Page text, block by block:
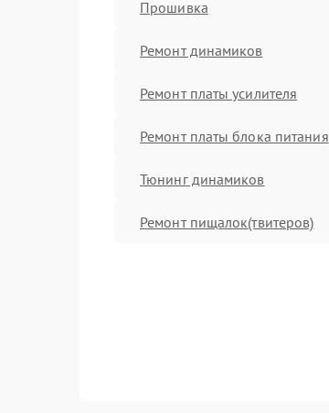
Прошивка
Ремонт динамиков
Ремонт платы усилителя
Ремонт платы блока питания
Тюнинг динамиков
Ремонт пищалок(твитеров)